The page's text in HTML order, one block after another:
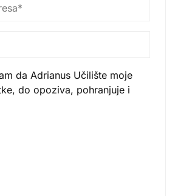
da Adrianus Učilište moje
do opoziva, pohranjuje i